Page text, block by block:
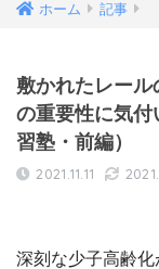
ホーム 記事
敷かれたレー
の重要性に気
習塾・前編）
2021.11.11
深刻な少子高齢